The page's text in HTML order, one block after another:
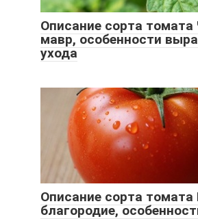
Описание сорта
мавр, особенности
ухода
Описание сорта
благородие,